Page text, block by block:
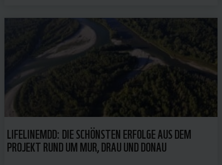
LIFELINEMDD: DIE SCHÖNSTEN ERFOLGE AUS DEM
PROJEKT RUND UM MUR, DRAU UND DONAU